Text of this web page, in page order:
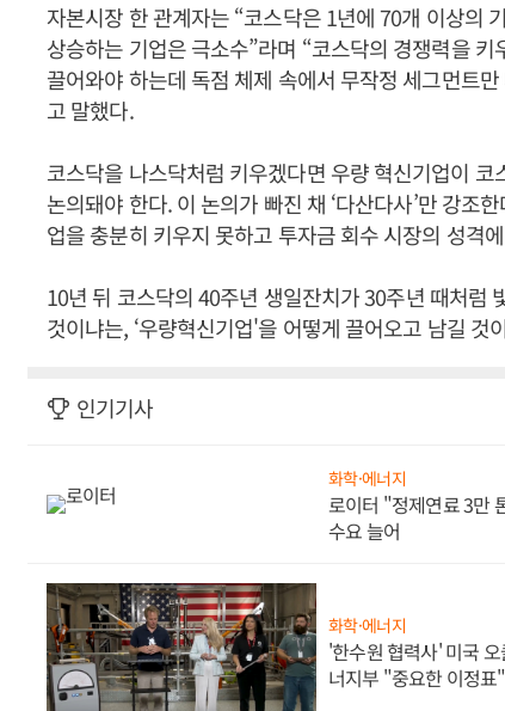
자본시장 한 관계자는 “코스닥은 1년에 70개 이상의
상승하는 기업은 극소수”라며 “코스닥의 경쟁력을
끌어와야 하는데 독점 체제 속에서 무작정 세그먼트
고 말했다.
코스닥을 나스닥처럼 키우겠다면 우량 혁신기업이
논의돼야 한다. 이 논의가 빠진 채 ‘다산다사’만 강조
업을 충분히 키우지 못하고 투자금 회수 시장의 성격
10년 뒤 코스닥의 40주년 생일잔치가 30주년 때처럼
것이냐는, ‘우량혁신기업'을 어떻게 끌어오고 남길
인기기사
화학·에너지
로이터 "정제연료 3만
수요 늘어
화학·에너지
'한수원 협력사' 미국
너지부 "중요한 이정표"